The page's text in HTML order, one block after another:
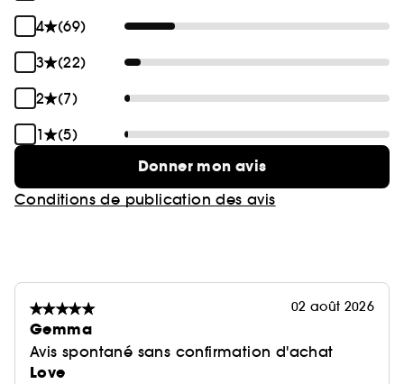
4
(69)
3
(22)
2
(7)
1
(5)
Donner mon avis
Conditions de publication des avis
02 août 2026
Gemma
Avis spontané sans confirmation d'achat
Love